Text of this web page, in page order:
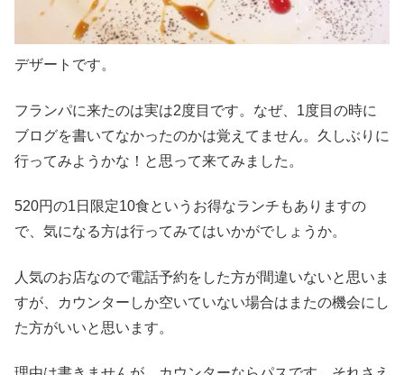
デザートです。
フランパに来たのは実は2度目です。なぜ、1度目の時に
ブログを書いてなかったのかは覚えてません。久しぶりに
行ってみようかな！と思って来てみました。
520円の1日限定10食というお得なランチもありますの
で、気になる方は行ってみてはいかがでしょうか。
人気のお店なので電話予約をした方が間違いないと思いま
すが、カウンターしか空いていない場合はまたの機会にし
た方がいいと思います。